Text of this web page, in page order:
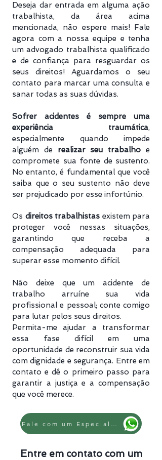
Deseja dar entrada em alguma ação
trabalhista, da área acima
mencionada, não espere mais! Fale
agora com a nossa equipe e tenha
um advogado trabalhista qualificado
e de confiança para resguardar os
seus direitos! Aguardamos o seu
contato para marcar uma consulta e
sanar todas as suas dúvidas.
Sofrer acidentes é sempre uma
experiência traumática,
especialmente quando impede
alguém de realizar seu trabalho e
compromete sua fonte de sustento.
No entanto, é fundamental que você
saiba que o seu sustento não deve
ser prejudicado por esse infortúnio.
Os direitos trabalhistas existem para
proteger você nessas situações,
garantindo que receba a
compensação adequada para
superar esse momento difícil.
Não deixe que um acidente de
trabalho arruíne sua vida
profissional e pessoal; conte comigo
para lutar pelos seus direitos.
Permita-me ajudar a transformar
essa fase difícil em uma
oportunidade de reconstruir sua vida
com dignidade e segurança. Entre em
contato e dê o primeiro passo para
garantir a justiça e a compensação
que você merece.
Entre em contato com um